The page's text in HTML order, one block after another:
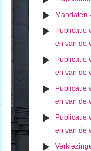
Mandaten
Publicatie
en van de
Publicatie
en van de
Publicatie
en van de
Publicatie
en van de